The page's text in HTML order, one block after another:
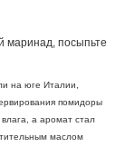
маринад, посыпьте
на юге Италии,
помидоры
а аромат стал
маслом